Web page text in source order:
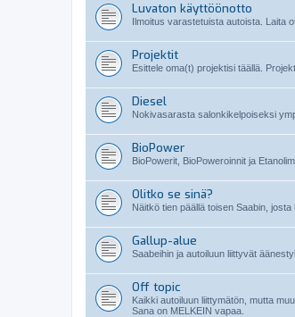
Luvaton käyttöönotto
Ilmoitus varastetuista autoista. Laita
Projektit
Esittele oma(t) projektisi täällä.
Diesel
Nokivasarasta salonkikelpoiseksi
BioPower
BioPowerit, BioPoweroinnit ja
Olitko se sinä?
Näitkö tien päällä toisen Saabin,
Gallup-alue
Saabeihin ja autoiluun liittyvät
Off topic
Kaikki autoiluun liittymätön, mutta
Sana on MELKEIN vapaa.